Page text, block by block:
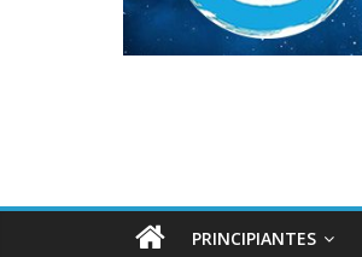
PRINCIPIANTES